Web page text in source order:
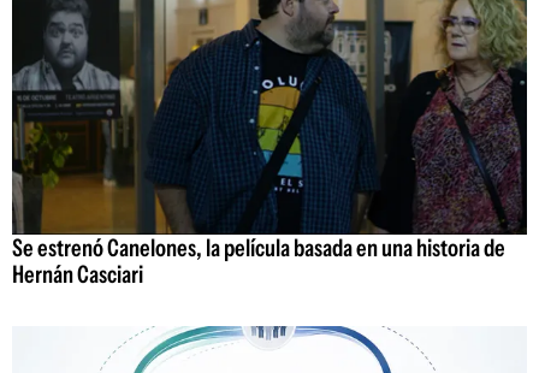
Se estrenó Canelones, la película basada en una historia de
Hernán Casciari